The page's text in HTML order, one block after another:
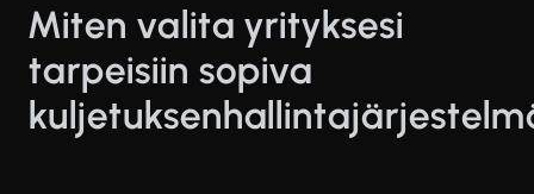
Miten valita yrityksesi
tarpeisiin sopiva